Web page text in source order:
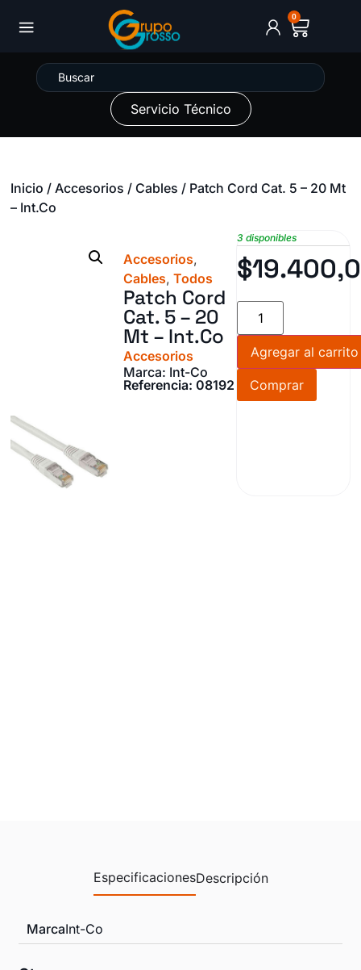
0
Servicio Técnico
Inicio /Accesorios / Cables / Patch Cord Cat. 5 – 20 Mt
– Int.Co
Accesorios,
Cables, Todos
Patch Cord
Cat. 5 – 20
Mt – Int.Co
Accesorios
Marca: Int-Co
Referencia: 08192
3 disponibles
$
Agregar al carrito
Comprar
EspecificacionesDescripción
MarcaInt-Co